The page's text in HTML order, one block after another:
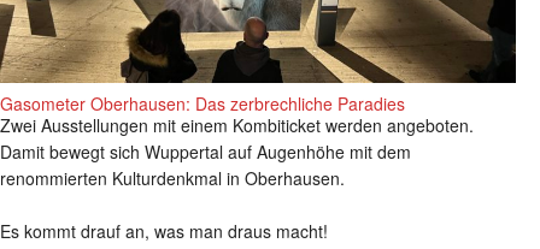
Gasometer Oberhausen: Das zerbrechliche Paradies
Zwei Ausstellungen mit einem Kombiticket werden angeboten.
Damit bewegt sich Wuppertal auf Augenhöhe mit dem
renommierten Kulturdenkmal in Oberhausen.
Es kommt drauf an, was man draus macht!